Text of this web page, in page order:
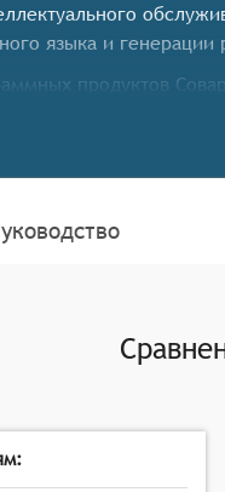
языка и генерации
продуктов
и обучения на